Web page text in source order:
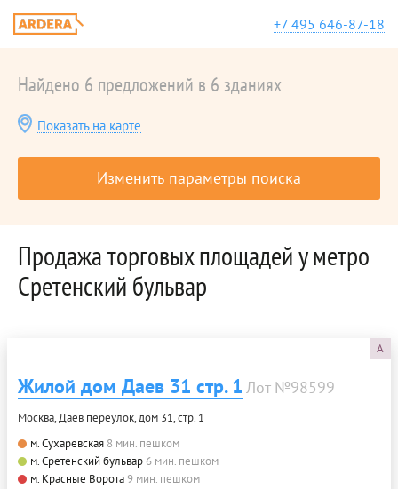
+7 495 646-87-18
Найдено 6 предложений в 6 зданиях
Показать на карте
Изменить параметры поиска
Продажа торговых площадей у метро
Сретенский бульвар
A
Жилой дом Даев 31 стр. 1 Лот №98599
Москва, Даев переулок, дом 31, стр. 1
м. Сухаревская 8 мин. пешком
м. Сретенский бульвар 6 мин. пешком
м. Красные Ворота9 мин. пешком